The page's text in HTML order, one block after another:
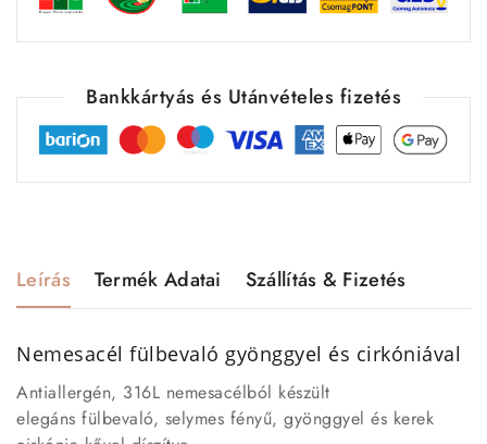
Bankkártyás és Utánvételes fizetés
Leírás Termék Adatai Szállítás & Fizetés
Nemesacél fülbevaló gyönggyel és cirkóniával
Antiallergén, 316L nemesacélból készült
elegáns fülbevaló, selymes fényű, gyönggyel és kerek